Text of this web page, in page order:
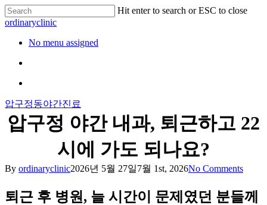
Hit enter to search or ESC to close
ordinaryclinic
No menu assigned
압구정동야간진료
압구정 야간 내과, 퇴근하고 22
시에 가도 되나요?
By ordinaryclinic2026년 5월 27일7월 1st, 2026No Comments
퇴근 후 병원, 늘 시간이 문제였던 분들께